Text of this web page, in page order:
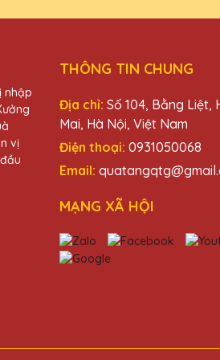
Lê QTG rất chuyên nghiệp, từ khâu
lê của Quà Tặng Pha Lê QTG.
nhập
vị
THÔNG TIN CHUNG
Địa chỉ: Số 104, Bằng Liệt,
Mai, Hà Nội, Việt Nam
Điện thoại: 0931050068
Email:
MẠNG XÃ HỘI